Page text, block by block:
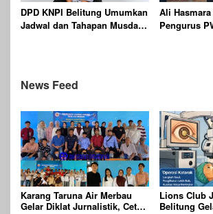
DPD KNPI Belitung Umumkan
Jadwal dan Tahapan Musda
Ali
Pengurus
News Feed
Karang Taruna Air Merbau
Gelar Diklat Jurnalistik, Cetak
Lions Club
Belitung